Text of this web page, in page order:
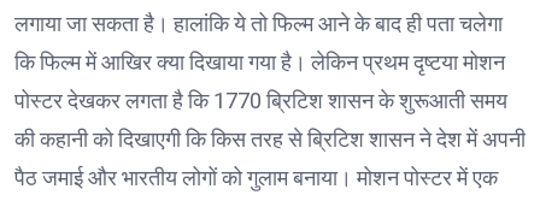
लगाया जा सकता है। हालांकि ये तो फिल्म आने के बाद ही पता चलेगा
कि फिल्म में आखिर क्या दिखाया गया है। लेकिन प्रथम दृष्टया मोशन
पोस्टर देखकर लगता है कि 1770 ब्रिटिश शासन के शुरूआती समय
की कहानी को दिखाएगी कि किस तरह से ब्रिटिश शासन ने देश में अपनी
पैठ जमाई और भारतीय लोगों को गुलाम बनाया। मोशन पोस्टर में एक